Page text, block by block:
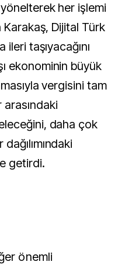
yönelterek her işlemi
Karakaş, Dijital Türk
ileri taşıyacağını
ekonominin büyük
vergisini tam
daha çok
getirdi.
önemli